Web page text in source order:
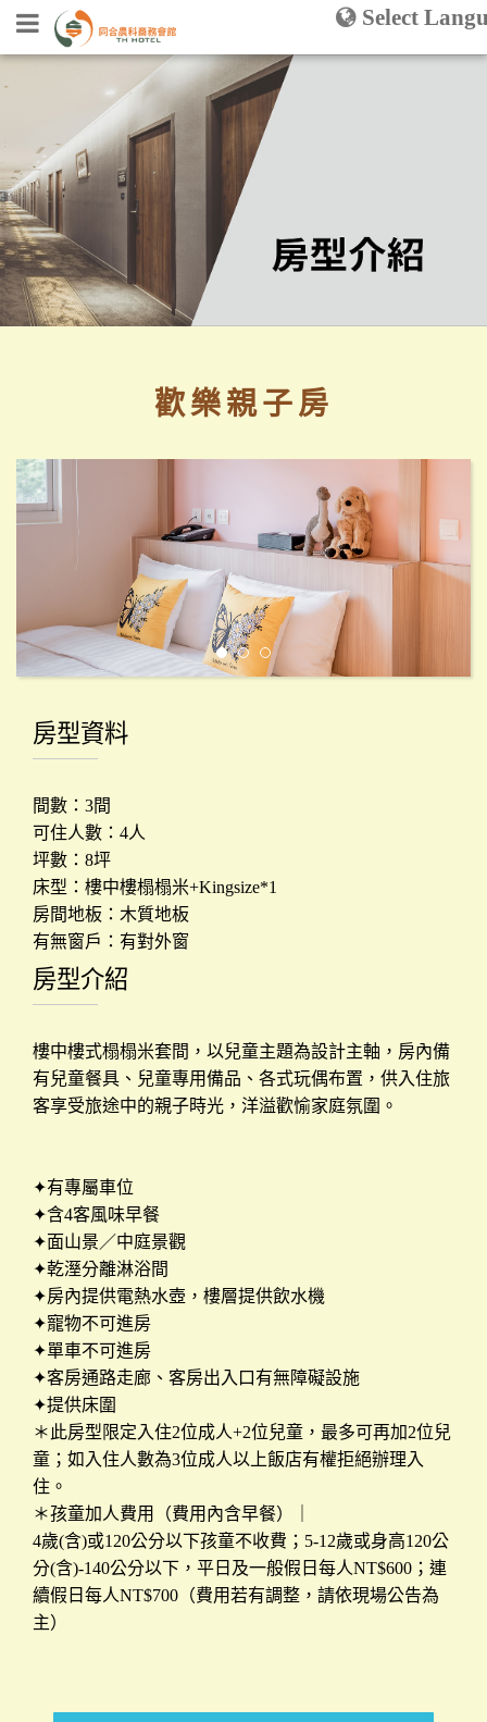
頁
關
於
同
消
息
介
紹
會
東
Select
農
歡樂親子房
房型資料
間數：3間
可住人數：4人
坪數：8坪
床型：樓中樓榻榻米+Kingsize*1
房間地板：木質地板
有無窗戶：有對外窗
房型介紹
樓中樓式榻榻米套間，以兒童主題為設計主軸，房內備
有兒童餐具、兒童專用備品、各式玩偶布置，供入住旅
客享受旅途中的親子時光，洋溢歡愉家庭氛圍。
✦有專屬車位
✦含4客風味早餐
✦面山景／中庭景觀
✦乾溼分離淋浴間
✦房內提供電熱水壺，樓層提供飲水機
✦寵物不可進房
✦單車不可進房
✦客房通路走廊、客房出入口有無障礙設施
✦提供床圍
＊此房型限定入住2位成人+2位兒童，最多可再加2位兒
童；如入住人數為3位成人以上飯店有權拒絕辦理入
住。
＊孩童加人費用（費用內含早餐）｜
4歲(含)或120公分以下孩童不收費；5-12歲或身高120公
分(含)-140公分以下，平日及一般假日每人NT$600；連
續假日每人NT$700（費用若有調整，請依現場公告為
主）